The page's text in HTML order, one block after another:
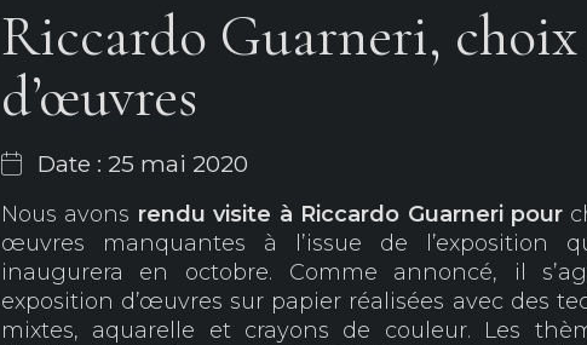
Riccardo Guarneri, choix
d’œuvres
Date : 25 mai 2020
Nous avons rendu visite à Riccardo Guarneri pour
œuvres manquantes à l’issue de l’exposition
inaugurera en octobre. Comme annoncé, il
exposition d’œuvres sur papier réalisées avec des
mixtes, aquarelle et crayons de couleur. Les